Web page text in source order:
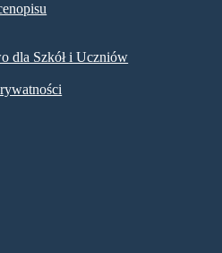
dla Szkół i Uczniów